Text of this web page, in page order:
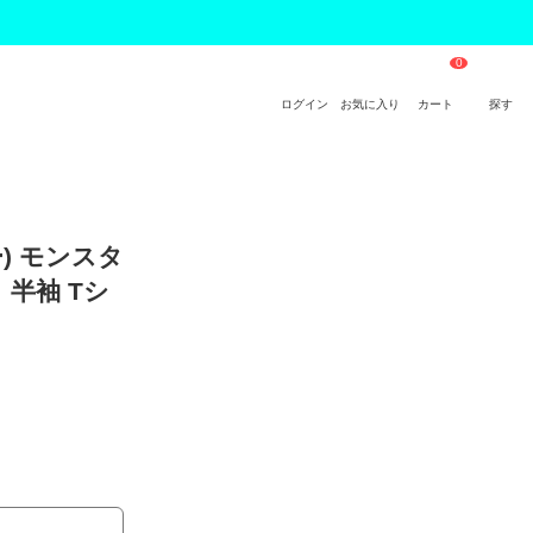
ログイン お気に入り カート 探す
モンスタ
半袖 Tシ